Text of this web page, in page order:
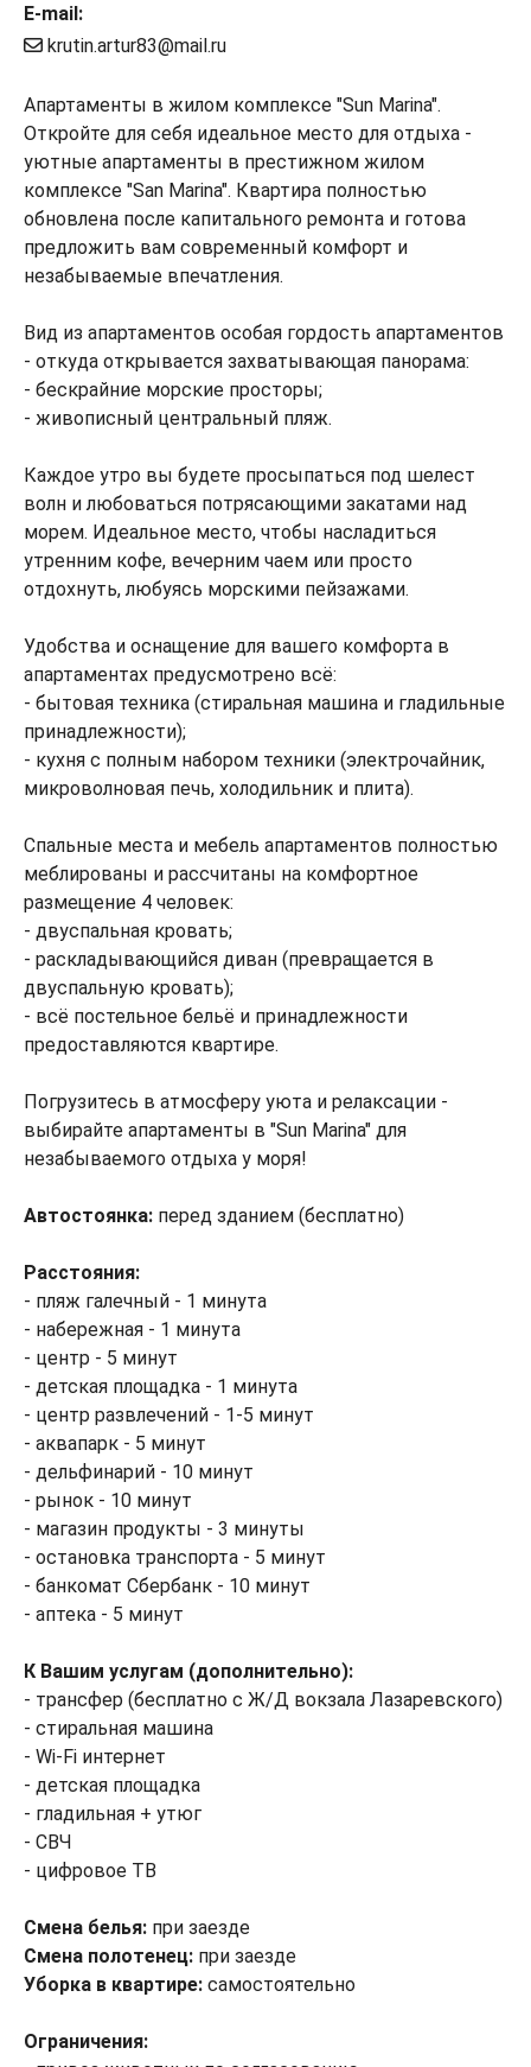
E-mail:
krutin.artur83@mail.ru
Апартаменты в жилом комплексе "Sun Marina".
Откройте для себя идеальное место для отдыха -
уютные апартаменты в престижном жилом
комплексе "San Marina". Квартира полностью
обновлена после капитального ремонта и готова
предложить вам современный комфорт и
незабываемые впечатления.
Вид из апартаментов особая гордость апартаментов
- откуда открывается захватывающая панорама:
- бескрайние морские просторы;
- живописный центральный пляж.
Каждое утро вы будете просыпаться под шелест
волн и любоваться потрясающими закатами над
морем. Идеальное место, чтобы насладиться
утренним кофе, вечерним чаем или просто
отдохнуть, любуясь морскими пейзажами.
Удобства и оснащение для вашего комфорта в
апартаментах предусмотрено всё:
- бытовая техника (стиральная машина и гладильные
принадлежности);
- кухня с полным набором техники (электрочайник,
микроволновая печь, холодильник и плита).
Спальные места и мебель апартаментов полностью
меблированы и рассчитаны на комфортное
размещение 4 человек:
- двуспальная кровать;
- раскладывающийся диван (превращается в
двуспальную кровать);
- всё постельное бельё и принадлежности
предоставляются квартире.
Погрузитесь в атмосферу уюта и релаксации -
выбирайте апартаменты в "Sun Marina" для
незабываемого отдыха у моря!
Автостоянка: перед зданием (бесплатно)
Расстояния:
- пляж галечный - 1 минута
- набережная - 1 минута
- центр - 5 минут
- детская площадка - 1 минута
- центр развлечений - 1-5 минут
- аквапарк - 5 минут
- дельфинарий - 10 минут
- рынок - 10 минут
- магазин продукты - 3 минуты
- остановка транспорта - 5 минут
- банкомат Сбербанк - 10 минут
- аптека - 5 минут
К Вашим услугам (дополнительно):
- трансфер (бесплатно с Ж/Д вокзала Лазаревского)
- стиральная машина
- Wi-Fi интернет
- детская площадка
- гладильная + утюг
- СВЧ
- цифровое ТВ
Смена белья: при заезде
Смена полотенец: при заезде
Уборка в квартире: самостоятельно
Ограничения: